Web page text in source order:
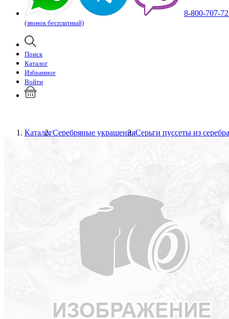
8-800-707-
(звонок бесплатный)
Поиск
Каталог
Избранное
Войти
КаталогСеребряные украшенияСерьги пуссеты из серебра